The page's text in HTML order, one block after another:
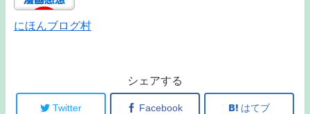
にほんブログ村
シェアする
Twitter Facebook はてブ